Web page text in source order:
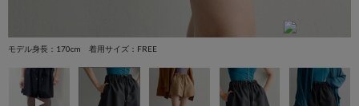
モデル身長：170cm 着用サイズ：FREE